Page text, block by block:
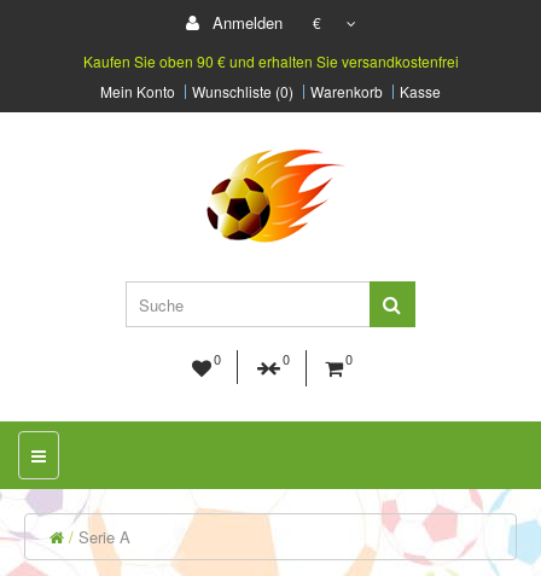
Anmelden
€
Kaufen Sie oben 90 € und erhalten Sie versandkostenfrei
Mein Konto
Wunschliste (0) Warenkorb Kasse
0 0 0
Serie A